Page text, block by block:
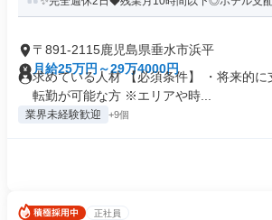
〒891-2115鹿児島県垂水市浜平
月給25万円～29万4000円
求めている人材 【必須条件】 ・将来的に
転勤が可能な方 ※エリアや時...
業界未経験歓迎 +9個
正社員